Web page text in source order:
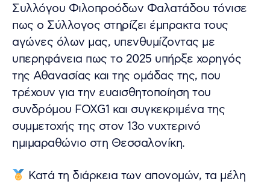
Συλλόγου Φιλοπροόδων Φαλατάδου τόνισε
πως ο Σύλλογος στηρίζει έμπρακτα τους
αγώνες όλων μας, υπενθυμίζοντας με
υπερηφάνεια πως το 2025 υπήρξε χορηγός
της Αθανασίας και της ομάδας της, που
τρέχουν για την ευαισθητοποίηση του
συνδρόμου FOXG1 και συγκεκριμένα της
συμμετοχής της στον 13ο νυχτερινό
ημιμαραθώνιο στη Θεσσαλονίκη.
Κατά τη διάρκεια των απονομών, τα μέλη